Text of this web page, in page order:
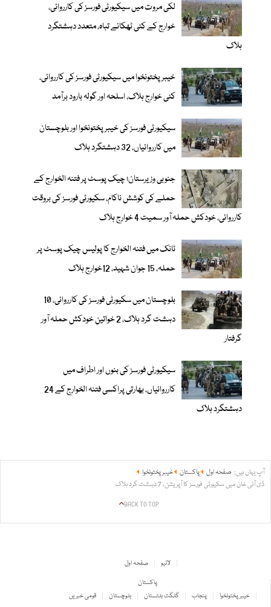
لکی مروت میں سیکیورٹی فورسز کی کارروائی،
خوارج کے کئی ٹھکانے تباہ، متعدد دہشتگرد
ہلاک
خیبر پختونخوا میں سیکیورٹی فورسز کی کارروائی،
کئی خوارج ہلاک، اسلحہ اور گولہ بارود برآمد
سیکیورٹی فورسز کی خیبر پختونخوا اور بلوچستان
میں کارروائیاں، 32 دہشتگرد ہلاک
جنوبی وزیرستان؛ چیک پوسٹ پر فتنہ الخوارج کے
حملے کی کوشش ناکام، سکیورٹی فورسز کی بروقت
کارروائی، خودکش حملہ آور سمیت 4 خوارج ہلاک
ٹانک میں فتنہ الخوارج کا پولیس چیک پوسٹ پر
حملہ، 15 جوان شہید، 12خوارج ہلاک
بلوچستان میں سکیورٹی فورسز کی کارروائی، 10
دہشت گرد ہلاک، 2 خواتین خودکش حملہ آور
گرفتار
سیکیورٹی فورسز کی بنوں اور اطراف میں
کارروائیاں، بھارتی پراکسی فتنہ الخوارج کے 24
دہشتگرد ہلاک
آپ یہاں ہیں: صفحہ اول پاکستان
خیبر پختونخوا
ڈی آئی خان میں سکیورٹی فورسز کا آپریشن، 7 دہشت گرد ہلاک
BACK TO TOP
صفحہ اول
لائیو
پاکستان
قومی خبریں
بلوچستان گلگت بلتستان پنجاب خیبر پختونخوا